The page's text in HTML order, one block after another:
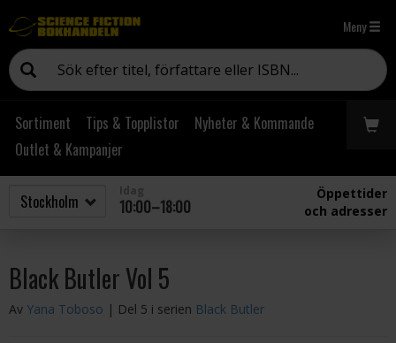
Meny
Sortiment Tips & Topplistor
Nyheter & Kommande
Outlet & Kampanjer
10:00–18:00
Öppettider
och adresser
Black Butler Vol 5
Av Yana Toboso | Del 5 i serien Black Butler